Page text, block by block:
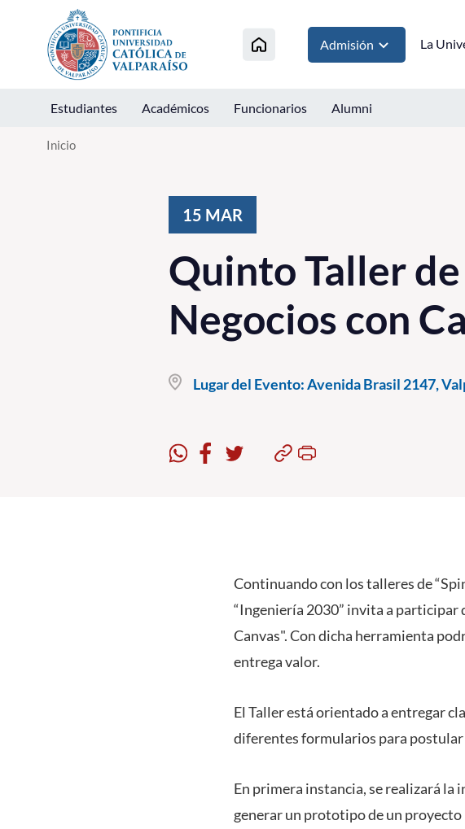
Click acá para ir directamente al contenido
Admisión La
Estudiantes Académicos Funcionarios Alumni
Inicio
15 MAR
Quinto Taller
Negocios con
Lugar del Evento:Avenida Brasil 2147,
Continuando con los talleres de
“Ingeniería 2030” invita a
Canvas". Con dicha herramienta
entrega valor.
El Taller está orientado a entregar
diferentes formularios para postular
En primera instancia, se realizará la
generar un prototipo de un